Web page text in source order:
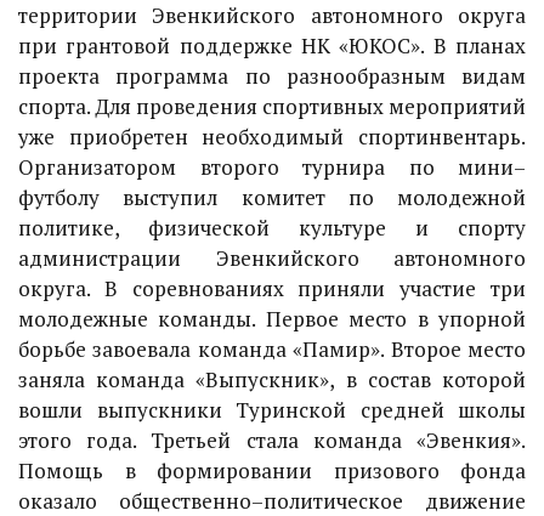
территории Эвенкийского автономного округа
при грантовой поддержке НК «ЮКОС». В планах
проекта программа по разнообразным видам
спорта. Для проведения спортивных мероприятий
уже приобретен необходимый спортинвентарь.
Организатором второго турнира по мини–
футболу выступил комитет по молодежной
политике, физической культуре и спорту
администрации Эвенкийского автономного
округа. В соревнованиях приняли участие три
молодежные команды. Первое место в упорной
борьбе завоевала команда «Памир». Второе место
заняла команда «Выпускник», в состав которой
вошли выпускники Туринской средней школы
этого года. Третьей стала команда «Эвенкия».
Помощь в формировании призового фонда
оказало общественно–политическое движение